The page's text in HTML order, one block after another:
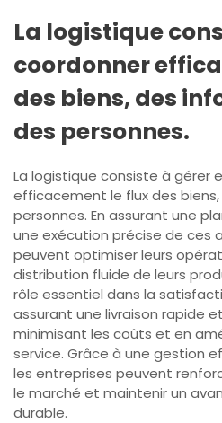
La logistique
coordonner
des biens, des
des personnes.
La logistique consiste à gérer
efficacement le flux des
personnes. En assurant une
une exécution précise de ces
peuvent optimiser leurs
distribution fluide de leurs
rôle essentiel dans la
assurant une livraison rapide
minimisant les coûts et en
service. Grâce à une gestion
les entreprises peuvent
le marché et maintenir un
durable.